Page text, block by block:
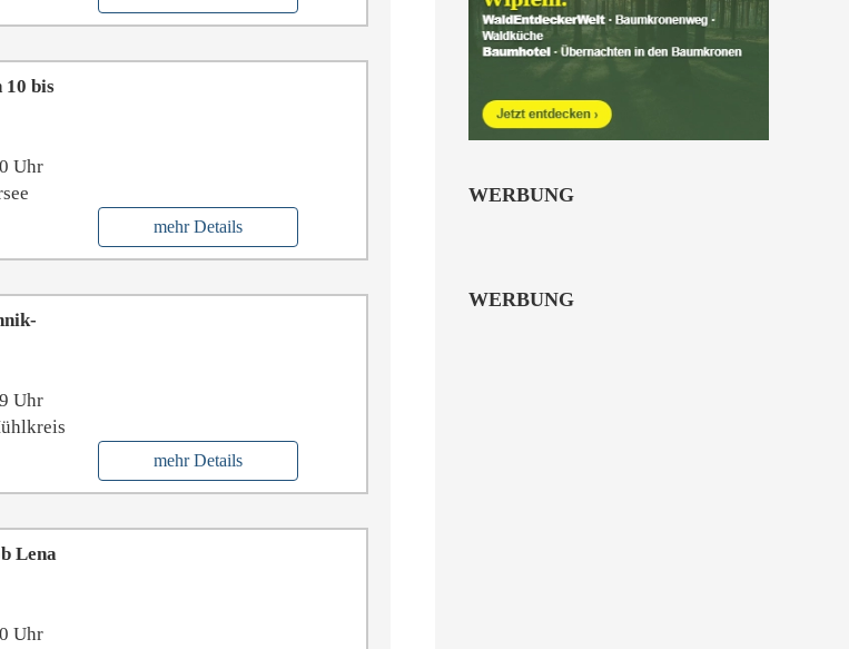
10 bis
Uhr
mehr Details
Uhr
mehr Details
Lena
Uhr
Kinder von 6 bis 10
Jahren.
WERBUNG
WERBUNG